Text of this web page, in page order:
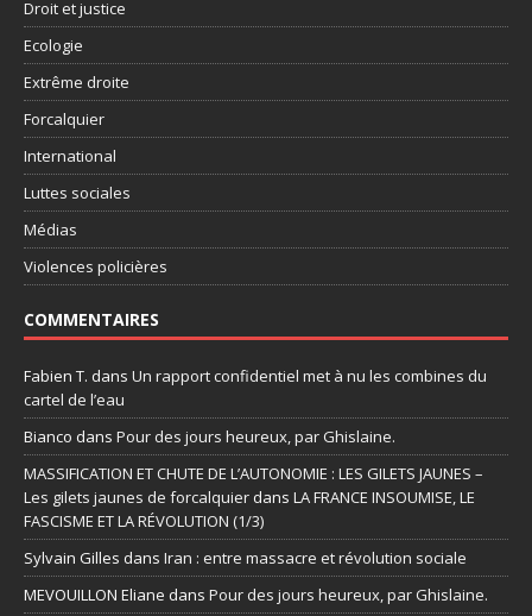
Droit et justice
Ecologie
Extrême droite
Forcalquier
International
Luttes sociales
Médias
Violences policières
COMMENTAIRES
Fabien T. dans Un rapport confidentiel met à nu les combines du
cartel de l’eau
Bianco dans Pour des jours heureux, par Ghislaine.
MASSIFICATION ET CHUTE DE L’AUTONOMIE : LES GILETS JAUNES –
Les gilets jaunes de forcalquier dans LA FRANCE INSOUMISE, LE
FASCISME ET LA RÉVOLUTION (1/3)
Sylvain Gilles dans Iran : entre massacre et révolution sociale
MEVOUILLON Eliane dans Pour des jours heureux, par Ghislaine.